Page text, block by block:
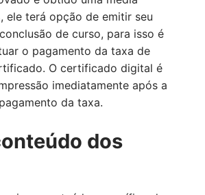
ele terá opção de emitir seu
de curso, para isso é
o pagamento da taxa de
O certificado digital é
imediatamente após a
da taxa.
dos